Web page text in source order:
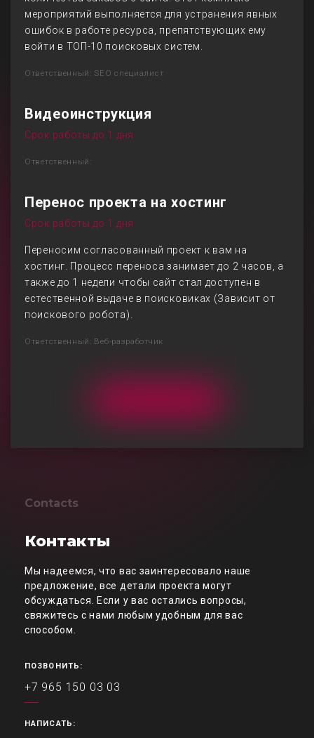
мероприятий выполняется для устранения явных
ошибок в работе ресурса, препятствующих ему
войти в ТОП-10 поисковых систем.
Ответственный: SEO специалист
Видеоинструкция
Срок работы до 1 дня
Ответственный:
Перенос проекта на хостинг
Срок работы до 1 дня
Переносим согласованный проект к вам на
хостинг. Процесс переноса занимает до 2 часов, а
также до 1 недели чтобы сайт стал доступен в
естественной выдаче в поисковиках (Зависит от
поискового робота).
Ответственный: Веб-разработчик
Contacts
Контакты
Мы надеемся, что вас заинтересовало наше
предложение, все детали проекта могут
обсуждаться. Если у вас остались вопросы,
свяжитесь с нами любым удобным для вас
способом.
ПОЗВОНИТЬ:
+7 965 150 03 03
НАПИСАТЬ: